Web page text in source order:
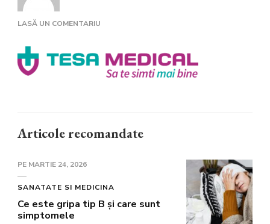
LASĂ UN COMENTARIU
Articole recomandate
PE MARTIE 24, 2026
SANATATE SI MEDICINA
Ce este gripa tip B și care sunt
simptomele